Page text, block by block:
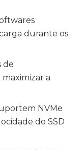
durante os
de
a
NVMe
do SSD